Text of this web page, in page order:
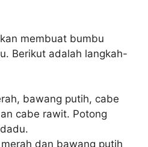
membuat bumbu
Berikut adalah langkah-
bawang putih, cabe
cabe rawit. Potong
dan bawang putih